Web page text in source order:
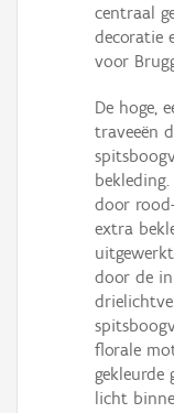
centraal
decoratie
voor
De hoge,
traveeën
door
extra
door de in
florale
gekleurde
licht